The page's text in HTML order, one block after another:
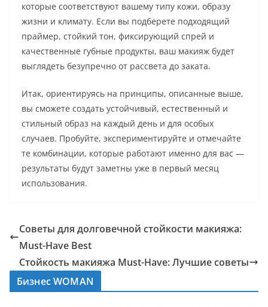
которые соответствуют вашему типу кожи, образу
жизни и климату. Если вы подберете подходящий
праймер, стойкий тон, фиксирующий спрей и
качественные губные продукты, ваш макияж будет
выглядеть безупречно от рассвета до заката.
Итак, ориентируясь на принципы, описанные выше,
вы сможете создать устойчивый, естественный и
стильный образ на каждый день и для особых
случаев. Пробуйте, экспериментируйте и отмечайте
те комбинации, которые работают именно для вас —
результаты будут заметны уже в первый месяц
использования.
Советы для долговечной стойкости макияжа:
Must-Have Best
Стойкость макияжа Must-Have: Лучшие советы
Бизнес WOMAN